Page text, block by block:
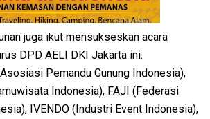
juga ikut mensukseskan acara
DPD AELI DKI Jakarta ini.
Pemandu Gunung Indonesia),
Indonesia), FAJI (Federasi
IVENDO (Industri Event Indonesia),